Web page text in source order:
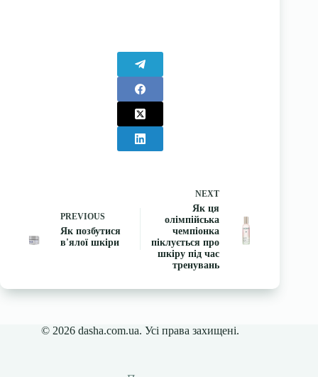
PREVIOUS
Як позбутися
в'ялої шкіри
NEXT
Як ця
олімпійська
чемпіонка
піклується про
шкіру під час
тренувань
© 2026 dasha.com.ua. Усі права захищені.